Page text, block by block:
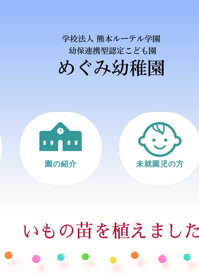
園の紹介 未就園児の方
いもの苗を植えまし